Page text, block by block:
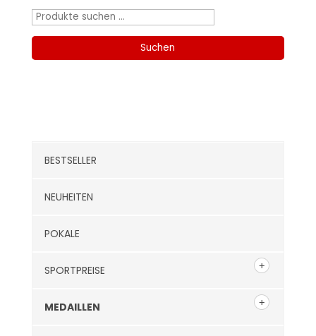
Suchen
Suchen
BESTSELLER
NEUHEITEN
POKALE
SPORTPREISE
MEDAILLEN